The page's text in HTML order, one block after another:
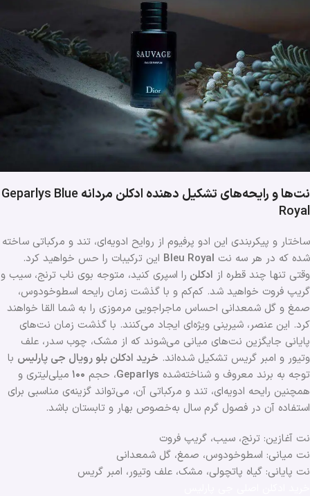
نت‌ها و رایحه‌های تشکیل دهنده ادکلن مردانهGeparlys Blue
Royal
ساختار و پیکربندی این ادو پرفیوم از روایح ادویه‌ای، تند و مرکباتی ساخته
شده که در هر سه نت Bleu Royal این ترکیبات را حس خواهید کرد.
وقتی تنها چند قطره از ادکلن را اسپری کنید، متوجه بوی ناب ترنج، سیب و
گریپ فروت خواهید شد. کم‌کم و با گذشت زمان رایحه اسطوخودوس،
صمغ و گل شمعدانی احساس ماجراجویی مرموزی را به شما القا خواهند
کرد. این عنصر، شیرینی ویژه‌ای ایجاد می‌کنند. با گذشت زمان نت‌های
پایانی جایگزین نت‌های میانی می‌شوند که از مشک، چوب سدر، علف
وتیور و امبر گریس تشکیل شده‌اند. خرید ادکلن بلو رویال جی پارلیس با
توجه به برند معروف و شناخته‌شده Geparlys، حجم ۱۰۰ میلی‌لیتری و
همچنین رایحه ادویه‌ای، تند و مرکباتی آن، می‌تواند گزینه‌ی مناسبی برای
استفاده آن در فصول گرم سال به‌خصوص بهار و تابستان باشد.
نت آغازین: ترنج، سیب، گریپ فروت
نت میانی: اسطوخودوس، صمغ، گل شمعدانی
نت پایانی: گیاه پاتچولی، مشک، علف وتیور، امبر گریس